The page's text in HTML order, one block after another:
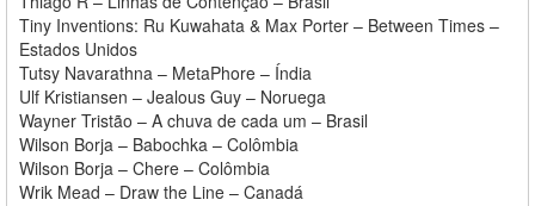
Tiny Inventions: Ru Kuwahata & Max Porter – Between Times –
Estados Unidos
Tutsy Navarathna – MetaPhore – Índia
Ulf Kristiansen – Jealous Guy – Noruega
Wayner Tristão – A chuva de cada um – Brasil
Wilson Borja – Babochka – Colômbia
Wilson Borja – Chere – Colômbia
Wrik Mead – Draw the Line – Canadá